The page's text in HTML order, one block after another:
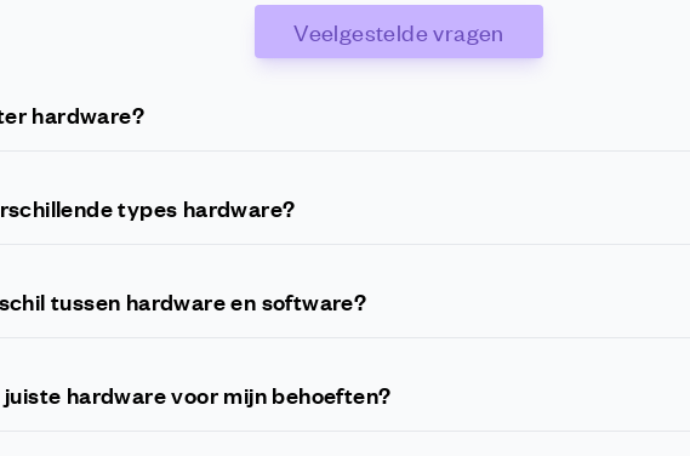
Veelgestelde vragen
hardware?
types hardware?
tussen hardware en software?
juiste hardware voor mijn behoeften?